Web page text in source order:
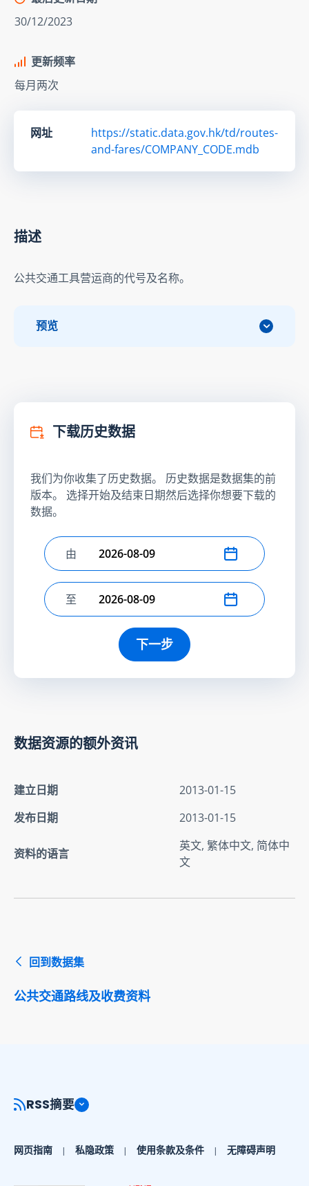
30/12/2023
更新频率
每月两次
网址
https://static.data.gov.hk/td/routes-
and-fares/COMPANY_CODE.mdb
描述
公共交通工具营运商的代号及名称。
预览
下载历史数据
我们为你收集了历史数据。 历史数据是数据集的前
版本。 选择开始及结束日期然后选择你想要下载的
数据。
选择开始日期
由
选择结束日期
至
下一步
数据资源的额外资讯
建立日期
2013-01-15
发布日期
2013-01-15
资料的语言
英文, 繁体中文, 简体中
文
回到数据集
公共交通路线及收费资料
RSS摘要
网页指南 私隐政策 使用条款及条件 无障碍声明